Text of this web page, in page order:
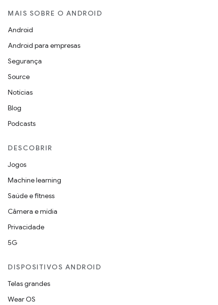
MAIS SOBRE O ANDROID
Android
Android para empresas
Segurança
Source
Notícias
Blog
Podcasts
DESCOBRIR
Jogos
Machine learning
Saúde e fitness
Câmera e mídia
Privacidade
5G
DISPOSITIVOS ANDROID
Telas grandes
Wear OS